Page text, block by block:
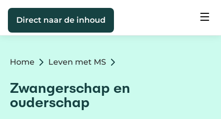
Direct naar de inhoud
Home Leven met MS
Zwangerschap en
ouderschap